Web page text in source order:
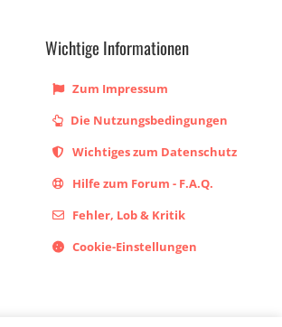
Wichtige Informationen
Zum Impressum
Die Nutzungsbedingungen
Wichtiges zum Datenschutz
Hilfe zum Forum - F.A.Q.
Fehler, Lob & Kritik
Cookie-Einstellungen